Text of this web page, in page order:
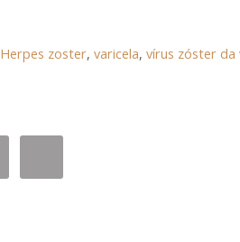
Herpes zoster,varicela,vírus zóster da